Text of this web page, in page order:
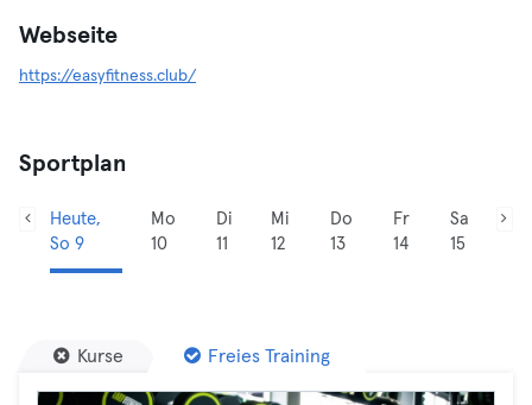
Webseite
https://easyfitness.club/
Sportplan
Heute,
So 9
Mo
10
Di
11
Mi
12
Do
13
Fr
14
Sa
15
Kurse Freies Training